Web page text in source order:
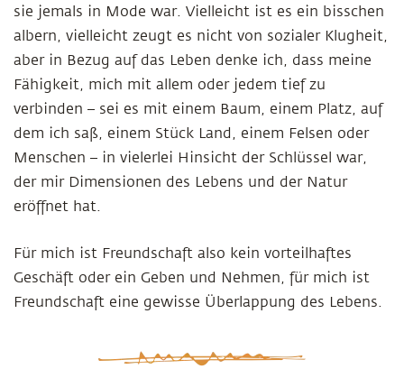
sie jemals in Mode war. Vielleicht ist es ein bisschen
albern, vielleicht zeugt es nicht von sozialer Klugheit,
aber in Bezug auf das Leben denke ich, dass meine
Fähigkeit, mich mit allem oder jedem tief zu
verbinden – sei es mit einem Baum, einem Platz, auf
dem ich saß, einem Stück Land, einem Felsen oder
Menschen – in vielerlei Hinsicht der Schlüssel war,
der mir Dimensionen des Lebens und der Natur
eröffnet hat.
Für mich ist Freundschaft also kein vorteilhaftes
Geschäft oder ein Geben und Nehmen, für mich ist
Freundschaft eine gewisse Überlappung des Lebens.